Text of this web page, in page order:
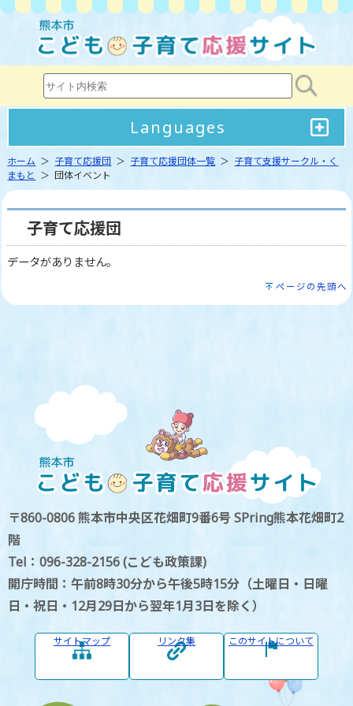
Languages
ホーム ＞ 子育て応援団 ＞ 子育て応援団体一覧 ＞ 子育て支援サークル・く
まもと ＞ 団体イベント
子育て応援団
データがありません。
ページの先頭へ
〒860-0806 熊本市中央区花畑町9番6号 SPring熊本花畑町2
階
Tel：096-328-2156 (こども政策課)
開庁時間：午前8時30分から午後5時15分（土曜日・日曜
日・祝日・12月29日から翌年1月3日を除く）
サイトマップ リンク集 このサイトについて